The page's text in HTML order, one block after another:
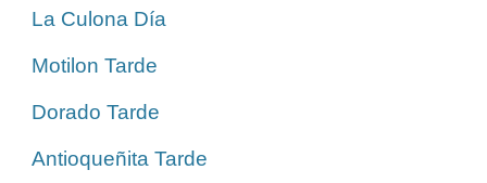
La Culona Día
Motilon Tarde
Dorado Tarde
Antioqueñita Tarde